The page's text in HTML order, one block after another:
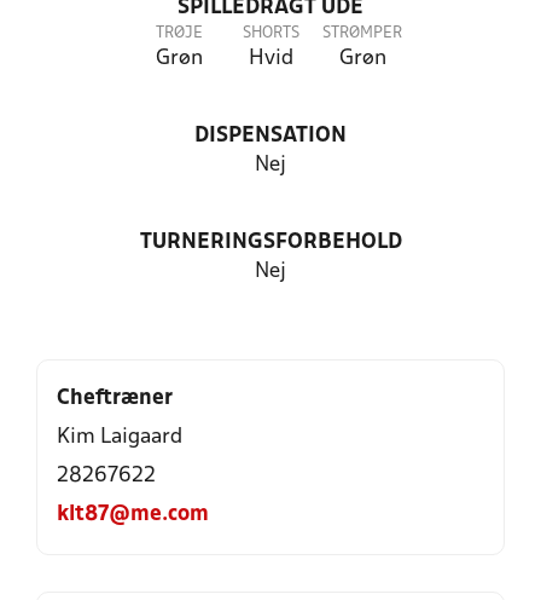
SPILLEDRAGT UDE
TRØJE
Grøn
SHORTS
Hvid
STRØMPER
Grøn
DISPENSATION
Nej
TURNERINGSFORBEHOLD
Nej
Cheftræner
Kim Laigaard
28267622
klt87@me.com